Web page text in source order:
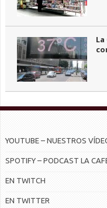
YOUTUBE – NUESTROS
SPOTIFY – PODCAST LA
EN TWITCH
EN TWITTER